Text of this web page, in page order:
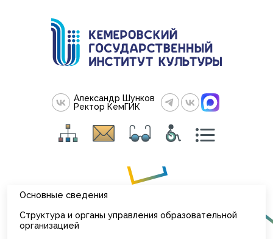
Александр Шунков
Ректор КемГИК
Основные сведения
Структура и органы управления образовательной
организацией